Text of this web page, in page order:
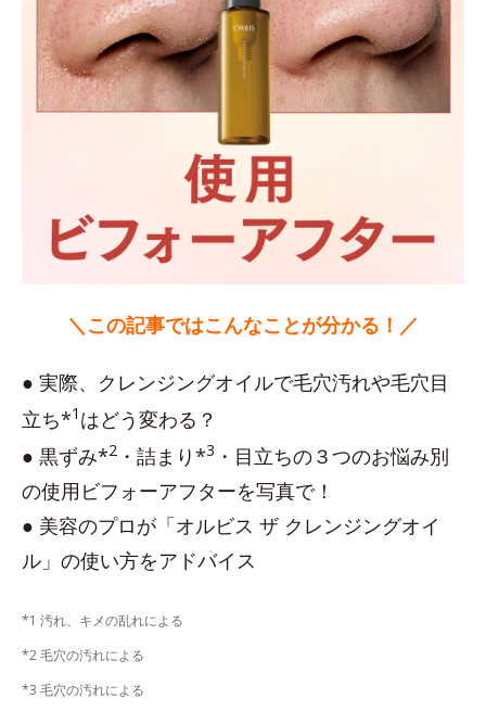
＼この記事ではこんなことが分かる！／
● 実際、クレンジングオイルで毛穴汚れや毛穴目
立ち*1 はどう変わる？
● 黒ずみ*2 ・詰まり*3 ・目立ちの３つのお悩み別
の使用ビフォーアフターを写真で！
● 美容のプロが「オルビス ザ クレンジングオイ
ル」の使い方をアドバイス
*1 汚れ、キメの乱れによる
*2 毛穴の汚れによる
*3 毛穴の汚れによる